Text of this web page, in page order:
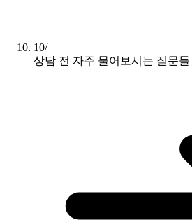
10/
상담 전 자주 물어보시는 질문들